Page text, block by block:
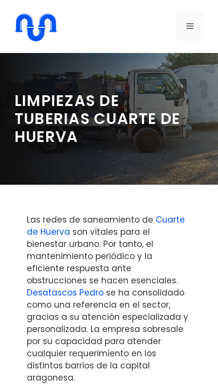
contenido
MENÚ
LIMPIEZAS DE
TUBERIAS CUARTE DE
HUERVA
Las redes de saneamiento de Cuarte
de Huerva son vitales para el
bienestar urbano. Por tanto, el
mantenimiento periódico y la
eficiente respuesta ante
obstrucciones se hacen esenciales.
Desatascos Pedro se ha consolidado
como una referencia en el sector,
gracias a su atención especializada y
personalizada. La empresa sobresale
por su capacidad para atender
cualquier requerimiento en los
distintos barrios de la capital
aragonesa.